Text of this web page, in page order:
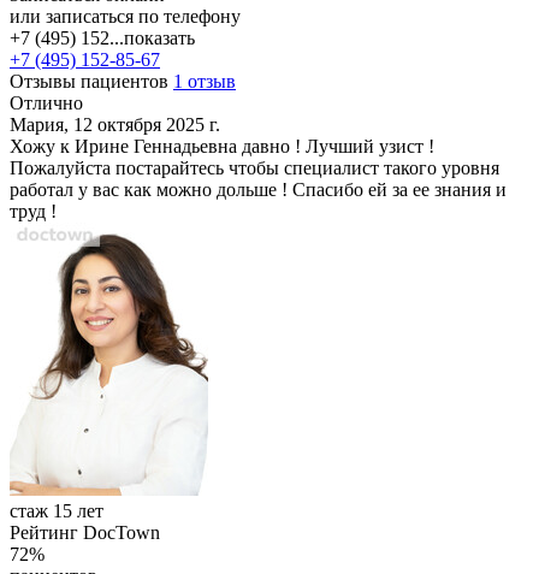
или записаться по телефону
+7 (495) 152...показать
+7 (495) 152-85-67
Отзывы пациентов 1 отзыв
Отлично
Мария, 12 октября 2025 г.
Хожу к Ирине Геннадьевна давно ! Лучший узист !
Пожалуйста постарайтесь чтобы специалист такого уровня
работал у вас как можно дольше ! Спасибо ей за ее знания и
труд !
стаж 15 лет
Рейтинг DocTown
72%